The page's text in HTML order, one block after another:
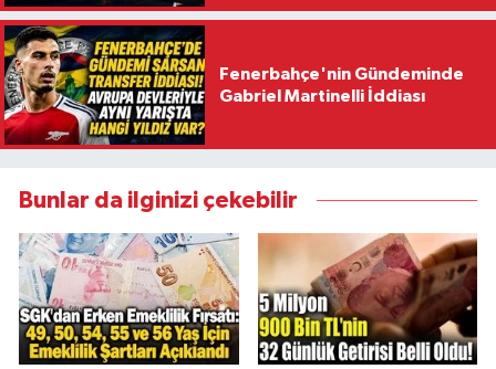
Fenerbahçe'nin Gündeminde
Gabriel Martinelli İddiası
Bunlar da ilginizi çekebilir